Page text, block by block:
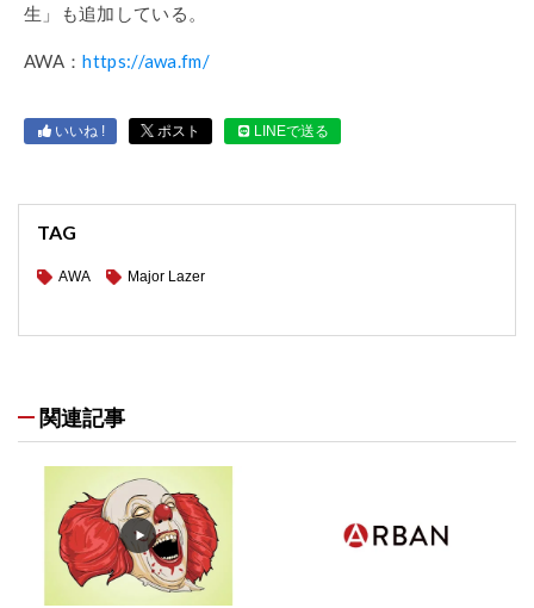
生」も追加している。
AWA：https://awa.fm/
いいね ! ポスト LINEで送る
TAG
AWA Major Lazer
関連記事